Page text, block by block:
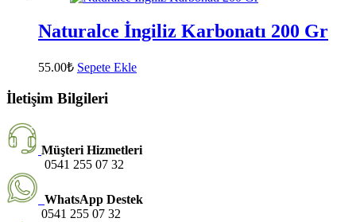
Naturalce İngiliz Karbonatı 200 Gr
55.00₺ Sepete Ekle
İletişim Bilgileri
Müşteri Hizmetleri
0541 255 07 32
WhatsApp Destek
0541 255 07 32